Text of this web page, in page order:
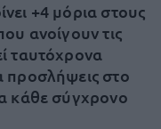
+4 μόρια στους
ανοίγουν τις
ταυτόχρονα
προσλήψεις στο
κάθε σύγχρονο